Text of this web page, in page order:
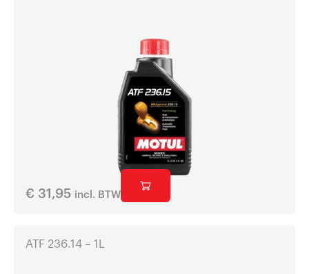
€ 31,95 incl. BTW
ATF 236.14 – 1L